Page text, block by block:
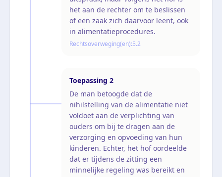
het aan de rechter om te beslissen
of een zaak zich daarvoor leent, ook
in alimentatieprocedures.
Rechtsoverweging(en):5.2
Toepassing 2
De man betoogde dat de
nihilstelling van de alimentatie niet
voldoet aan de verplichting van
ouders om bij te dragen aan de
verzorging en opvoeding van hun
kinderen. Echter, het hof oordeelde
dat er tijdens de zitting een
minnelijke regeling was bereikt en